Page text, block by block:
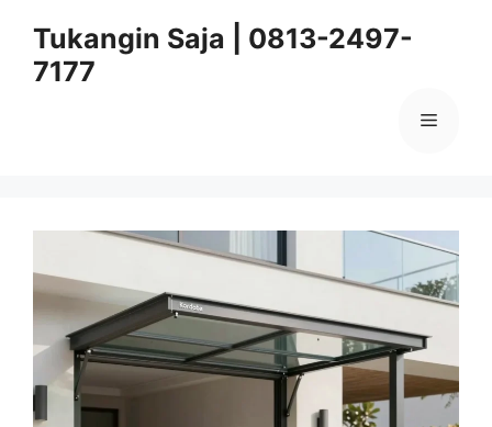
content
Tukangin Saja | 0813-2497-
7177
Menu